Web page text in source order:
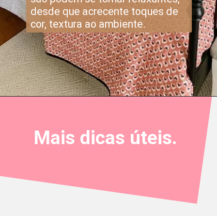
desde que acrecente toques de
cor, textura ao ambiente.
Mais dicas úteis.